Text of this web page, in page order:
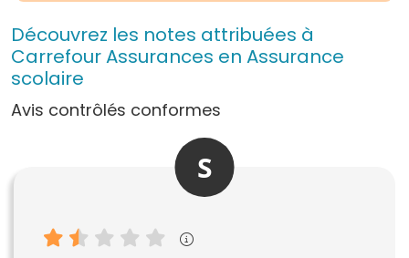
Découvrez les notes attribuées à
Carrefour Assurances en Assurance
scolaire
Avis contrôlés conformes
S